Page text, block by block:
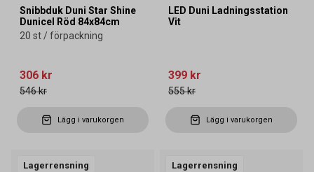
Snibbduk Duni Star Shine
Dunicel Röd 84x84cm
20 st / förpackning
306 kr
546 kr
Lägg i varukorgen
LED Duni Ladningsstation
Vit
399 kr
555 kr
Lägg i varukorgen
Lagerrensning Lagerrensning